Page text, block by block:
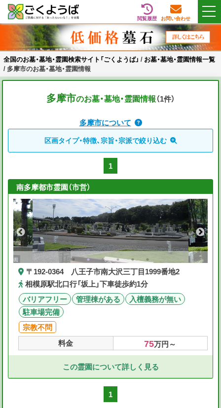
Skip
content
全国のお墓・墓地・霊園検索サイト「ごくようば」
ご供養をもっと身近に
閲覧履歴 お問い合わせ
全国のお墓・墓地・霊園検索サイト「ごくようば」 / お墓・墓地・霊園情報一覧
/ 多摩市のお墓・墓地・霊園情報
多摩市のお墓・墓地・霊園情報（1件）
多摩市について
区画タイプ・特徴、宗旨・宗派で絞り込む
1
南多摩都市霊園（市営）
〒192-0364 八王子市南大沢三丁目1999番地2
相模原駅北口行「坂上」下車徒歩約1分
バリアフリー
管理棟がある
入檀義務が無い
駐車場完備
宗教不問
料金
75万円～
この霊園について詳しく見る
1